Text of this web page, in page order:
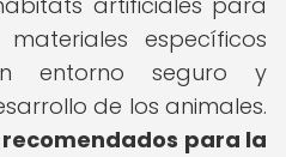
específicos
entorno seguro y
de los animales.
para la